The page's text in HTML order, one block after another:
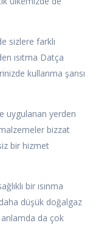
sizlere farklı
ısıtma Datça
kullanma şansı
uygulanan yerden
bizzat
bir hizmet
bir ısınma
düşük doğalgaz
da çok